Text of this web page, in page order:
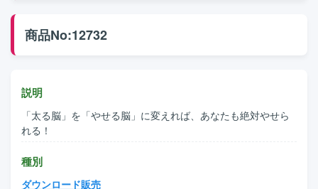
無料ダウンロード
商品No:12732
説明
「太る脳」を「やせる脳」に変えれば、あなたも絶対やせら
れる！
種別
ダウンロード販売